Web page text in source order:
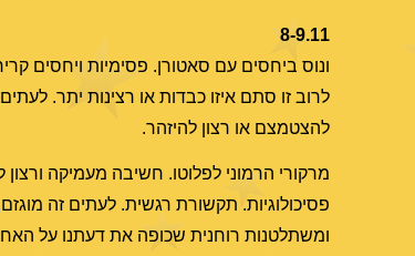
8-9.11
ונוס ביחסים עם סאטורן. פסימיות ויחסים
לרוב זו סתם איזו כבדות או רצינות יתר.
להצטמצם או רצון להיזהר.
מרקורי הרמוני לפלוטו. חשיבה מעמיקה
פסיכולוגיות. תקשורת רגשית. לעתים זה
ומשתלטנות רוחנית שכופה את דעתנו על